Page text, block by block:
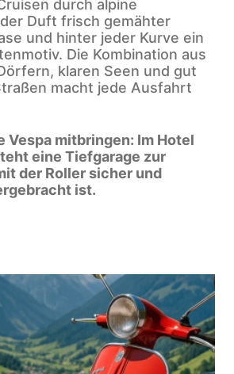
durch alpine
Duft frisch gemähter
und hinter jeder Kurve ein
Die Kombination aus
klaren Seen und gut
macht jede Ausfahrt
Vespa mitbringen: Im Hotel
eine Tiefgarage zur
der Roller sicher und
ist.